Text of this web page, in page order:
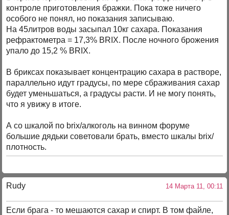
контроле приготовления бражки. Пока тоже ничего
особого не понял, но показания записываю.
На 45литров воды засыпал 10кг сахара. Показания
рефрактометра = 17,3% BRIX. После ночного брожения
упало до 15,2 % BRIX.
В бриксах показывает концентрацию сахара в растворе,
параллельно идут градусы, по мере сбраживания сахар
будет уменьшаться, а градусы расти. И не могу понять,
что я увижу в итоге.
А со шкалой по brix/алкоголь на винном форуме
большие дядьки советовали брать, вместо шкалы brix/
плотность.
Rudy 14 Марта 11, 00:11
Если брага - то мешаются сахар и спирт. В том файле,